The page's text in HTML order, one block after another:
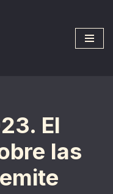
El
las